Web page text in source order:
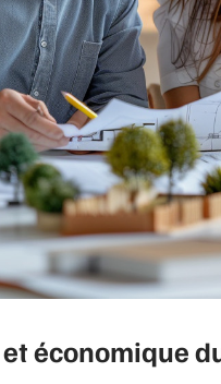
économique